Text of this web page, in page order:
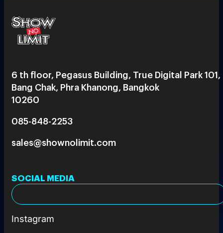
6 th floor, Pegasus Building, True Digital Park 101,
Bang Chak, Phra Khanong, Bangkok
10260
085-848-2253
sales@shownolimit.com
SOCIAL MEDIA
Instagram